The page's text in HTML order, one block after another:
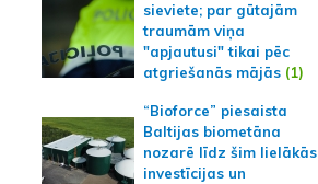
sieviete; par gūtajām
traumām viņa
"apjautusi" tikai pēc
atgriešanās mājās(1)
“Bioforce” piesaista
Baltijas biometāna
nozarē līdz šim lielākās
investīcijas un